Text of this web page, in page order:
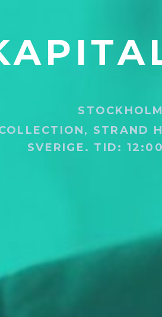
STOCKHOLM
STRAND
SVERIGE. TID: